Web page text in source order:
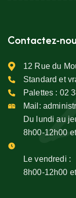
Contactez-
12 Rue du
Standard et
Palettes : 02
Mail:
Du lundi au
8h00-12h00
Le vendredi :
8h00-12h00